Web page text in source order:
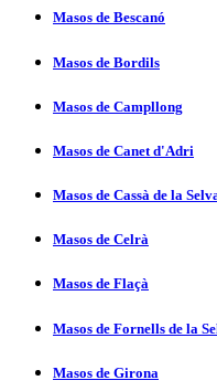
Masos de Bescanó
Masos de Bordils
Masos de Campllong
Masos de Canet d'Adri
Masos de Cassà de la
Masos de Celrà
Masos de Flaçà
Masos de Fornells de la
Masos de Girona